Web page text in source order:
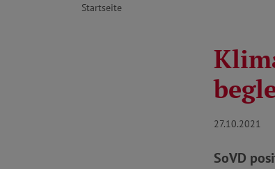
Startseite
27.10.2021
SoVD